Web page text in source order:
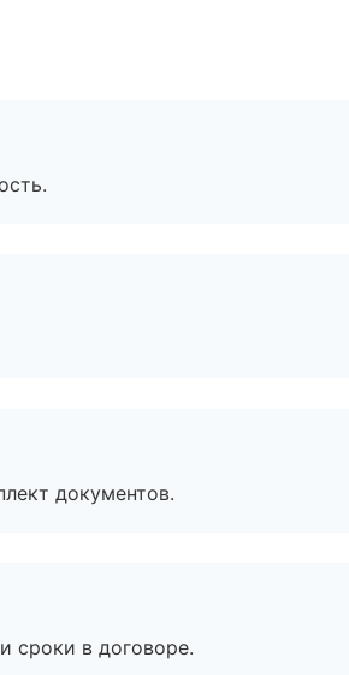
документов.
сроки в договоре.